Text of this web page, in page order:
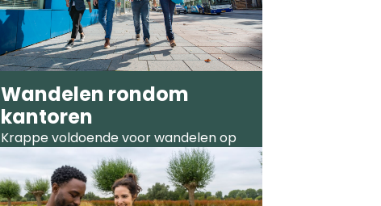
Wandelen rondom
kantoren
Krappe voldoende voor wandelen op
kantoor- en bedrijventerreinen.